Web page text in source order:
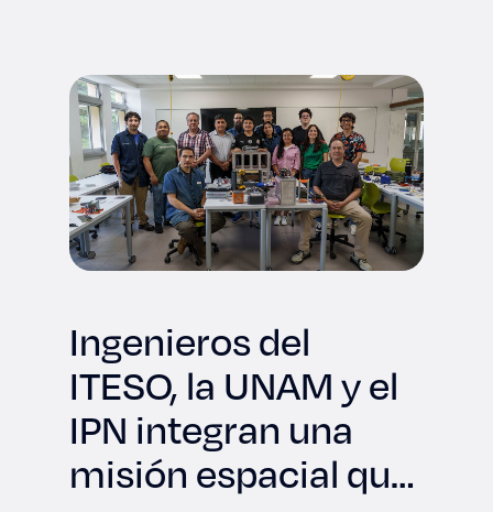
Ingenieros del
ITESO, la UNAM y el
IPN integran una
misión espacial que